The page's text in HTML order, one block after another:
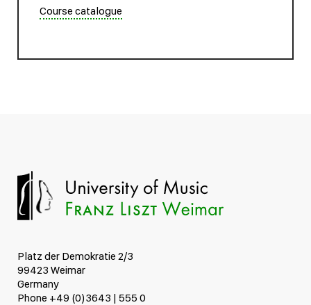
Course catalogue
Platz der Demokratie 2/3
99423 Weimar
Germany
Phone +49 (0)3643 | 555 0